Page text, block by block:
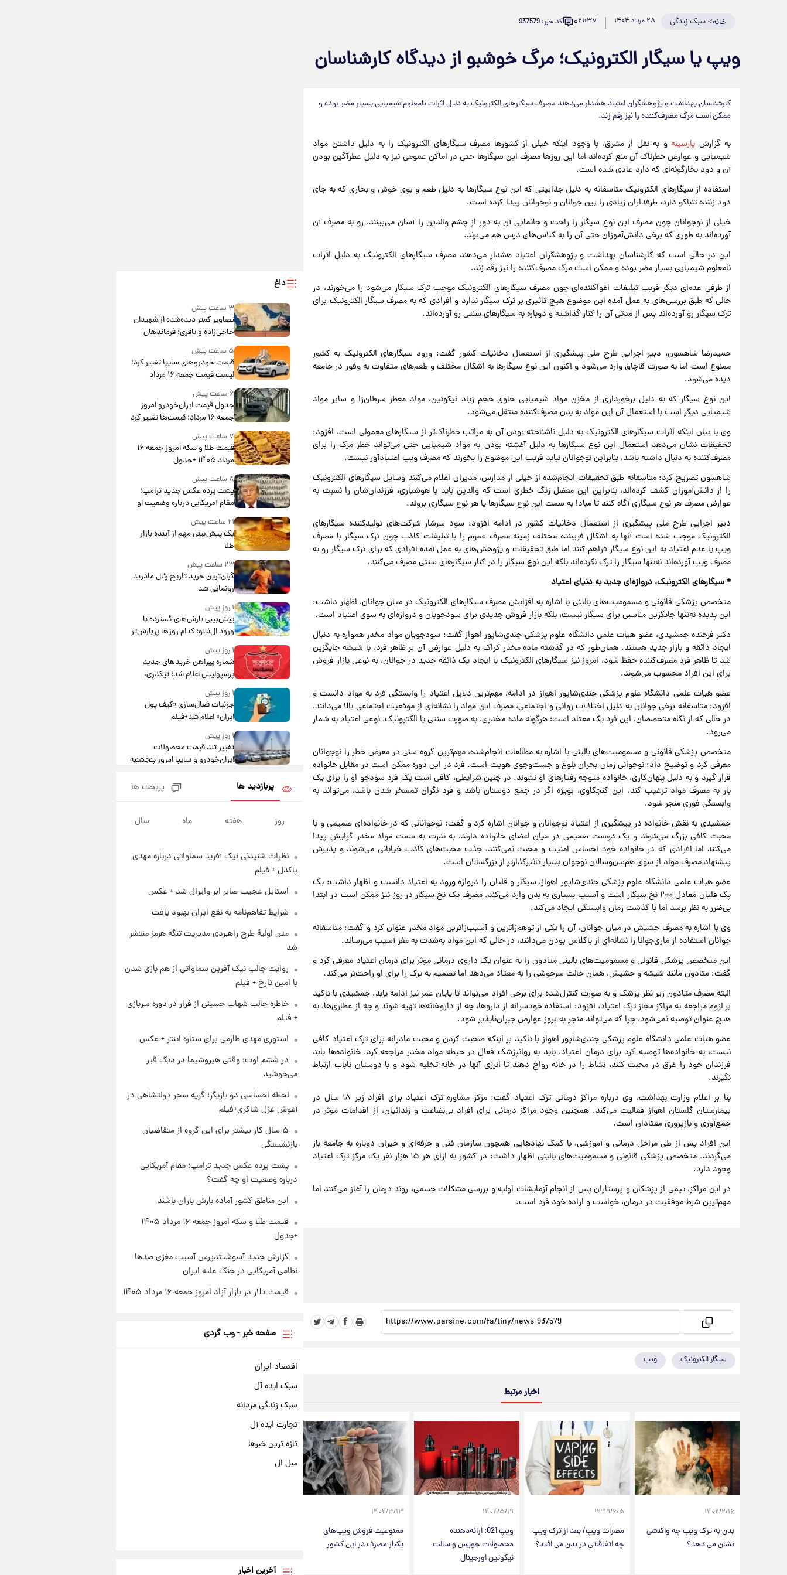
خانه>سبک زندگی ۲۸ مرداد ۱۴۰۴ ۲۱:۳۷۰ کد خبر: 937579
ویپ یا سیگار الکترونیک؛ مرگ خوشبو از دیدگاه کارشناسان
کارشناسان بهداشت و پژوهشگران اعتیاد هشدار می‌دهند مصرف سیگارهای الکترونیک به دلیل اثرات نامعلوم شیمیایی بسیار مضر بوده و
ممکن است مرگ مصرف‌کننده را نیز رقم زند.
به گزارش پارسینهو به نقل از مشرق، با وجود اینکه خیلی از کشورها مصرف سیگارهای الکترونیک را به دلیل داشتن مواد
شیمیایی و عوارض خطرناک آن منع کرده‌اند اما این روزها مصرف این سیگارها حتی در اماکن عمومی نیز به دلیل عطرآگین بودن
آن و دود بخارگونه‌ای که دارد عادی‌ شده است.
استفاده از سیگارهای الکترونیک متاسفانه به دلیل جذابیتی که این نوع سیگارها به دلیل طعم و بوی خوش و بخاری که به جای
دود زننده تنباکو دارد، طرفداران زیادی را بین جوانان و نوجوانان پیدا کرده است.
خیلی از نوجوانان چون مصرف این نوع سیگار را راحت و جانمایی آن به دور از چشم والدین را آسان می‌بینند، رو به مصرف آن
آورده‌اند به طوری که برخی دانش‌آموزان حتی آن را به کلاس‌های درس هم می‌برند.
این در حالی است که کارشناسان بهداشت و پژوهشگران اعتیاد هشدار می‌دهند مصرف سیگارهای الکترونیک به دلیل اثرات
نامعلوم شیمیایی بسیار مضر بوده و ممکن است مرگ مصرف‌کننده را نیز رقم زند.
از طرفی عده‌ای دیگر فریب تبلیغات اغواکننده‌ای چون مصرف سیگارهای الکترونیک موجب ترک سیگار می‌شود را می‌خورند، در
حالی که طبق بررسی‌های به عمل آمده این موضوع هیچ تاثیری بر ترک سیگار ندارد و افرادی که به مصرف سیگار الکترونیک برای
ترک سیگار رو آورده‌اند پس از مدتی آن را کنار گذاشته و دوباره به سیگارهای سنتی رو آورده‌اند.
حمیدرضا شاهسون، دبیر اجرایی طرح ملی پیشگیری از استعمال دخانیات کشور گفت: ورود سیگارهای الکترونیک به کشور
ممنوع است اما به صورت قاچاق وارد می‌شود و اکنون این نوع سیگارها به اشکال مختلف و طعم‌های متفاوت به وفور در جامعه
دیده می‌شود.
این نوع سیگار که به دلیل برخورداری از مخزن مواد شیمیایی حاوی حجم زیاد نیکوتین، مواد معطر سرطان‌زا و سایر مواد
شیمیایی دیگر است با استعمال آن این مواد به بدن مصرف‌کننده منتقل می‌شود.
وی با بیان اینکه اثرات سیگارهای الکترونیک به دلیل ناشناخته بودن آن به مراتب خطرناک‌تر از سیگارهای معمولی است، افزود:
تحقیقات نشان می‌دهد استعمال این نوع سیگارها به دلیل آغشته بودن به مواد شیمیایی حتی می‌تواند خطر مرگ را برای
مصرف‌کننده به دنبال داشته باشد، بنابراین نوجوانان نباید فریب این موضوع را بخورند که مصرف ویپ اعتیادآور نیست.
شاهسون تصریح کرد: متاسفانه طبق تحقیقات انجام‌شده از خیلی از مدارس، مدیران اعلام می‌کنند وسایل سیگارهای الکترونیک
را از دانش‌آموزان کشف کرده‌اند، بنابراین این معضل زنگ خطری است که والدین باید با هوشیاری، فرزندان‌شان را نسبت به
عوارض مصرف هر نوع سیگاری آگاه کنند تا مبادا به سمت این نوع سیگارها یا هر نوع سیگاری بروند.
دبیر اجرایی طرح ملی پیشگیری از استعمال دخانیات کشور در ادامه افزود: سود سرشار شرکت‌های تولیدکننده سیگارهای
الکترونیک موجب شده است آنها به اشکال فریبنده مختلف زمینه مصرف عموم را با تبلیغات کاذب چون ترک سیگار با مصرف
ویپ یا عدم اعتیاد به این نوع سیگار فراهم کنند اما طبق تحقیقات و پژوهش‌های به عمل آمده افرادی که برای ترک سیگار رو به
مصرف ویپ آورده‌اند نه‌تنها سیگار را ترک نکرده‌اند بلکه این نوع سیگار را در کنار سیگارهای سنتی مصرف می‌کنند.
* سیگارهای الکترونیک، دروازه‌ای جدید به دنیای اعتیاد
متخصص پزشکی قانونی و مسمومیت‌های بالینی با اشاره به افزایش مصرف سیگارهای الکترونیک در میان جوانان، اظهار داشت:
این پدیده نه‌تنها جایگزین مناسبی برای سیگار نیست، بلکه بازار فروش جدیدی برای سودجویان و دروازه‌ای به سوی اعتیاد است.
دکتر فرخنده جمشیدی، عضو هیات علمی دانشگاه علوم پزشکی جندی‌شاپور اهواز گفت: سودجویان مواد مخدر همواره به دنبال
ایجاد ذائقه و بازار جدید هستند. همان‌طور که در گذشته ماده مخدر کراک به دلیل عوارض آن بر ظاهر فرد، با شیشه جایگزین
شد تا ظاهر فرد مصرف‌کننده حفظ شود، امروز نیز سیگارهای الکترونیک با ایجاد یک ذائقه جدید در جوانان، به نوعی بازار فروش
برای این افراد محسوب می‌شوند.
عضو هیات علمی دانشگاه علوم پزشکی جندی‌شاپور اهواز در ادامه، مهم‌ترین دلایل اعتیاد را وابستگی فرد به مواد دانست و
افزود: متاسفانه برخی جوانان به دلیل اختلالات روانی و اجتماعی، مصرف این مواد را نشانه‌ای از موقعیت اجتماعی بالا می‌دانند،
در حالی که از نگاه متخصصان، این فرد یک معتاد است؛ هرگونه ماده مخدری، به صورت سنتی یا الکترونیک، نوعی اعتیاد به شمار
می‌رود.
متخصص پزشکی قانونی و مسمومیت‌های بالینی با اشاره به مطالعات انجام‌شده، مهم‌ترین گروه سنی در معرض خطر را نوجوانان
معرفی کرد و توضیح داد: نوجوانی زمان بحران بلوغ و جست‌وجوی هویت است. فرد در این دوره ممکن است در مقابل خانواده
قرار گیرد و به دلیل پنهان‌کاری، خانواده متوجه رفتارهای او نشوند. در چنین شرایطی، کافی است یک فرد سودجو او را برای یک
بار به مصرف مواد ترغیب کند. این کنجکاوی، بویژه اگر در جمع دوستان باشد و فرد نگران تمسخر شدن باشد، می‌تواند به
وابستگی فوری منجر شود.
جمشیدی به نقش خانواده در پیشگیری از اعتیاد نوجوانان و جوانان اشاره کرد و گفت: نوجوانانی که در خانواده‌ای صمیمی و با
محبت کافی بزرگ می‌شوند و یک دوست صمیمی در میان اعضای خانواده دارند، به ندرت به سمت مواد مخدر گرایش پیدا
می‌کنند اما افرادی که در خانواده خود احساس امنیت و محبت نمی‌کنند، جذب محبت‌های کاذب خیابانی می‌شوند و پذیرش
پیشنهاد مصرف مواد از سوی هم‌سن‌وسالان نوجوان بسیار تاثیرگذارتر از بزرگسالان است.
عضو هیات علمی دانشگاه علوم پزشکی جندی‌شاپور اهواز، سیگار و قلیان را دروازه ورود به اعتیاد دانست و اظهار داشت: یک
پک قلیان معادل ۲۰۰ نخ سیگار است و آسیب بسیاری به بدن وارد می‌کند. مصرف یک نخ سیگار در روز نیز ممکن است در ابتدا
بی‌ضرر به نظر برسد اما با گذشت زمان وابستگی ایجاد می‌کند.
وی با اشاره به مصرف حشیش در میان جوانان، آن را یکی از توهم‌زاترین و آسیب‌زاترین مواد مخدر عنوان کرد و گفت: متاسفانه
جوانان استفاده از ماری‌جوانا را نشانه‌ای از باکلاس بودن می‌دانند، در حالی که این مواد به‌شدت به مغز آسیب می‌رساند.
این متخصص پزشکی قانونی و مسمومیت‌های بالینی متادون را به عنوان یک داروی درمانی موثر برای درمان اعتیاد معرفی کرد و
گفت: متادون مانند شیشه و حشیش، همان حالت سرخوشی را به معتاد می‌دهد اما تصمیم به ترک را برای او راحت‌تر می‌کند.
البته مصرف متادون زیر نظر پزشک و به صورت کنترل‌شده برای برخی افراد می‌تواند تا پایان عمر نیز ادامه یابد. جمشیدی با تاکید
بر لزوم مراجعه به مراکز مجاز ترک اعتیاد، افزود: استفاده خودسرانه از داروها، چه از داروخانه‌ها تهیه شوند و چه از عطاری‌ها، به
هیچ عنوان توصیه نمی‌شود، چرا که می‌تواند منجر به بروز عوارض جبران‌ناپذیر شود.
عضو هیات علمی دانشگاه علوم پزشکی جندی‌شاپور اهواز با تاکید بر اینکه صحبت کردن و محبت مادرانه برای ترک اعتیاد کافی
نیست، به خانواده‌ها توصیه کرد برای درمان اعتیاد، باید به روانپزشک فعال در حیطه مواد مخدر مراجعه کرد. خانواده‌ها باید
فرزندان خود را غرق در محبت کنند، نشاط را در خانه رواج دهند تا انرژی آنها در خانه تخلیه شود و با دوستان ناباب ارتباط
نگیرند.
بنا بر اعلام وزارت بهداشت، وی درباره مراکز درمانی ترک اعتیاد گفت: مرکز مشاوره ترک اعتیاد برای افراد زیر ۱۸ سال در
بیمارستان گلستان اهواز فعالیت می‌کند. همچنین وجود مراکز درمانی برای افراد بی‌بضاعت و زندانیان، از اقدامات موثر در
جمع‌آوری و بازپروری معتادان است.
این افراد پس از طی مراحل درمانی و آموزشی، با کمک نهادهایی همچون سازمان فنی و حرفه‌ای و خیران دوباره به جامعه باز
می‌گردند. متخصص پزشکی قانونی و مسمومیت‌های بالینی اظهار داشت: در کشور به ازای هر ۱۵ هزار نفر یک مرکز ترک اعتیاد
وجود دارد.
در این مراکز، تیمی از پزشکان و پرستاران پس از انجام آزمایشات اولیه و بررسی مشکلات جسمی، روند درمان را آغاز می‌کنند اما
مهم‌ترین شرط موفقیت در درمان، خواست و اراده خود فرد است.
سیگار الکترونیک ویپ
اخبار مرتبط
۱۴۰۲/۲/۱۶
بدن به ترک ویپ چه واکنشی
نشان می دهد؟
۱۳۹۹/۶/۵
مضرات وِیپ/ بعد از ترک وِیپ
چه اتفاقاتی در بدن می افتد؟
۱۴۰۴/۵/۱۹
ویپ 021: ارائه‌دهنده
محصولات جویس و سالت
نیکوتین اورجینال
۱۴۰۴/۳/۱۳
ممنوعیت فروش ویپ‌های
یکبار مصرف در این کشور
داغ
۳ ساعت پیش
تصاویر کمتر دیده‌شده از شهیدان
حاجی‌زاده و باقری؛ فرماندهان
شهید هوافضای ایران
۵ ساعت پیش
قیمت خودروهای سایپا تغییر کرد؛
لیست قیمت جمعه ۱۶ مرداد
منتشر شد
۶ ساعت پیش
جدول قیمت ایران‌خودرو امروز
جمعه ۱۶ مرداد؛ قیمت‌ها تغییر کرد
۷ ساعت پیش
قیمت طلا و سکه امروز جمعه ۱۶
مرداد ۱۴۰۵ +جدول
۸ ساعت پیش
پشت پرده عکس جدید ترامپ؛
مقام آمریکایی درباره وضعیت او
چه گفت؟
۲۱ ساعت پیش
یک پیش‌بینی مهم از آینده بازار
طلا
۲۳ ساعت پیش
گران‌ترین خرید تاریخ رئال مادرید
رونمایی شد
۱ روز پیش
پیش‌بینی بارش‌های گسترده با
ورود ال‌نینو؛ کدام روزها پربارش‌تر
خواهند بود؟
۱ روز پیش
شماره پیراهن خریدهای جدید
پرسپولیس اعلام شد؛ تیکدری،
محبی و سرگیف با اعداد ویژه
۱ روز پیش
جزئیات فعال‌سازی «کیف پول
ایران» اعلام شد+فیلم
۱ روز پیش
تغییر تند قیمت محصولات
ایران‌خودرو و سایپا امروز پنجشنبه
قیمت طلا و سکه امروز پنجشنبه
۱۵ مرداد ۱۴۰۵
۱ روز پیش
اعلام شد؛ شاهین، کوییک، اطلس،
جدول
سیگنال‌های جدید برای بازار طلا؛
پیش‌بینی قیمت سکه و طلا فردا
پربازدید ها پربحث ها
روز هفته ماه سال
نظرات شنیدنی نیک آفرید سماواتی درباره مهدی
پاکدل + فیلم
استایل عجیب صابر ابر وایرال شد + عکس
شرایط تفاهم‌نامه به نفع ایران بهبود یافت
متن اولیۀ طرح راهبردی مدیریت تنگه هرمز منتشر
شد
روایت جالب نیک آفرین سماواتی از هم بازی شدن
با امین تارخ + فیلم
خاطره جالب شهاب حسینی از فرار در دوره سربازی
+ فیلم
استوری مهدی طارمی برای ستاره اینتر + عکس
در ششم اوت؛ وقتی هیروشیما در دیگ قیر
می‌جوشید
لحظه احساسی دو بازیگر؛ گریه سحر دولتشاهی در
آغوش غزل شاکری+فیلم
۵ سال کار بیشتر برای این گروه از متقاضیان
بازنشستگی
پشت پرده عکس جدید ترامپ؛ مقام آمریکایی
درباره وضعیت او چه گفت؟
این مناطق کشور آماده بارش باران باشند
قیمت طلا و سکه امروز جمعه ۱۶ مرداد ۱۴۰۵
+جدول
گزارش جدید آسوشیتدپرس آسیب مغزی صدها
نظامی آمریکایی در جنگ علیه ایران
قیمت دلار در بازار آزاد امروز جمعه ۱۶ مرداد ۱۴۰۵
صفحه خبر - وب گردی
اقتصاد ایران
سبک ایده آل
سبک زندگی مردانه
تجارت ایده آل
تازه ترین خبرها
مبل ال
آخرین اخبار